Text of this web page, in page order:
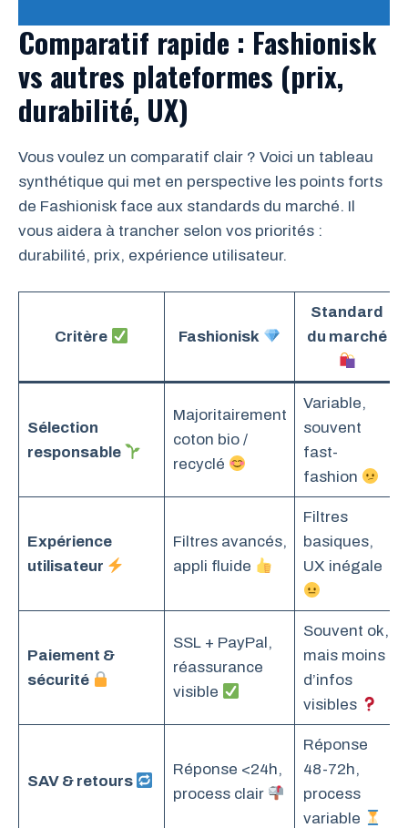
Comparatif rapide : Fashionisk
vs autres plateformes (prix,
durabilité, UX)
Vous voulez un comparatif clair ? Voici un tableau
synthétique qui met en perspective les points forts
de Fashionisk face aux standards du marché. Il
vous aidera à trancher selon vos priorités :
durabilité, prix, expérience utilisateur.
Critère Fashionisk
Standard
du marché
Sélection
responsable
Majoritairement
coton bio /
recyclé
Variable,
souvent
fast-
fashion
Expérience
utilisateur
Filtres avancés,
appli fluide
Filtres
basiques,
UX inégale
Paiement &
sécurité
SSL + PayPal,
réassurance
visible
Souvent ok,
mais moins
d’infos
visibles
SAV & retours
Réponse <24h,
process clair
Réponse
48-72h,
process
variable